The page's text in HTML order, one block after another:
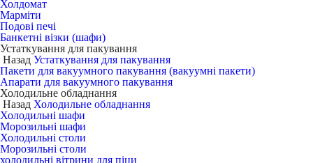
Холдомат
Марміти
Подові печі
Банкетні візки (шафи)
Устаткування для пакування
Назад Устаткування для пакування
Пакети для вакуумного пакування (вакуумні пакети)
Апарати для вакуумного пакування
Холодильне обладнання
Назад Холодильне обладнання
Холодильні шафи
Морозильні шафи
Холодильні столи
Морозильні столи
холодильні вітрини для піци